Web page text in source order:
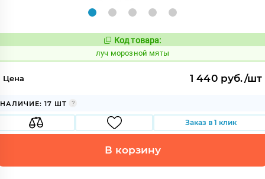
Код:
898056
Код товара:
луч морозной мяты
Цена 1 440 руб./шт
НАЛИЧИЕ: 17 ШТ
Заказ в 1 клик
В корзину